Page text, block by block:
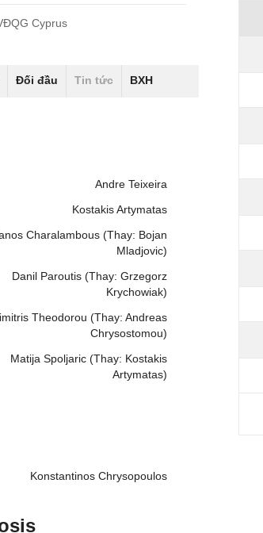
Cyprus
Đối đầu Tin tức BXH
Andre Teixeira
Kostakis Artymatas
Charalambous (Thay: Bojan
Mladjovic)
Danil Paroutis (Thay: Grzegorz
Krychowiak)
Theodorou (Thay: Andreas
Chrysostomou)
Matija Spoljaric (Thay: Kostakis
Artymatas)
Konstantinos Chrysopoulos